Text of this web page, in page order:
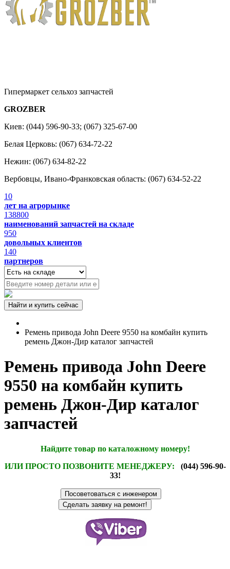
Гипермаркет сельхоз запчастей
GROZBER
Киев: (044) 596-90-33; (067) 325-67-00
Белая Церковь: (067) 634-72-22
Нежин: (067) 634-82-22
Вербовцы, Ивано-Франковская область: (067) 634-52-22
10
лет на агрорынке
138800
наименований запчастей на складе
950
довольных клиентов
140
партнеров
Ремень привода John Deere 9550 на комбайн купить
ремень Джон-Дир каталог запчастей
Ремень привода John Deere
9550 на комбайн купить
ремень Джон-Дир каталог
запчастей
Найдите товар по каталожному номеру!
ИЛИ ПРОСТО ПОЗВОНИТЕ МЕНЕДЖЕРУ: (044) 596-90-
33!